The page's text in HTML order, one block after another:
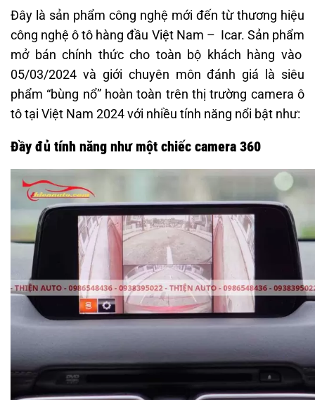
Đây là sản phẩm công nghệ mới đến từ thương hiệu
công nghệ ô tô hàng đầu Việt Nam – Icar. Sản phẩm
mở bán chính thức cho toàn bộ khách hàng vào
05/03/2024 và giới chuyên môn đánh giá là siêu
phẩm “bùng nổ” hoàn toàn trên thị trường camera ô
tô tại Việt Nam 2024 với nhiều tính năng nổi bật như:
Đầy đủ tính năng như một chiếc camera 360